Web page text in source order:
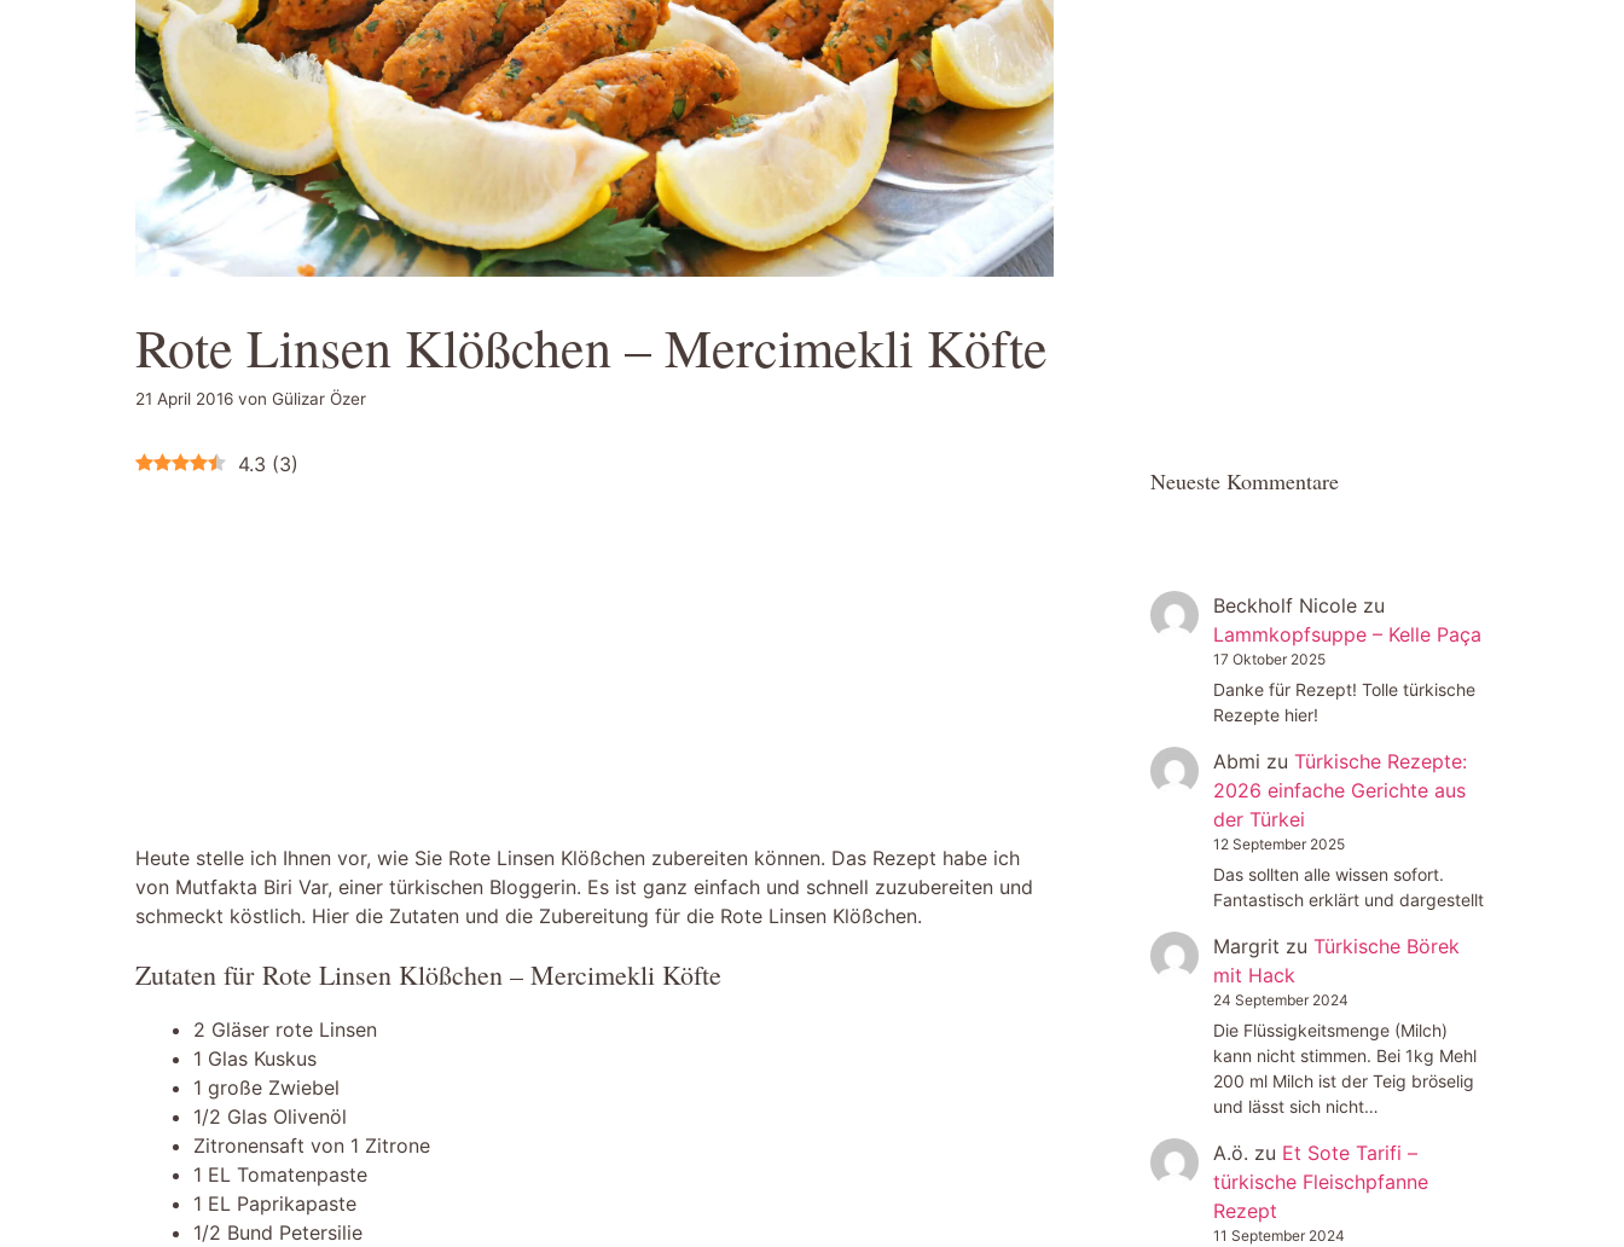
Rote Linsen Klößchen – Mercimekli Köfte
21 April 2016 von Gülizar Özer
4.3 (3)
Heute stelle ich Ihnen vor, wie Sie Rote Linsen Klößchen zubereiten können. Das Rezept habe ich
von Mutfakta Biri Var, einer türkischen Bloggerin. Es ist ganz einfach und schnell zuzubereiten und
schmeckt köstlich. Hier die Zutaten und die Zubereitung für die Rote Linsen Klößchen.
Zutaten für Rote Linsen Klößchen – Mercimekli Köfte
2 Gläser rote Linsen
1 Glas Kuskus
1 große Zwiebel
1/2 Glas Olivenöl
Zitronensaft von 1 Zitrone
1 EL Tomatenpaste
1 EL Paprikapaste
1/2 Bund Petersilie
Neueste Kommentare
Beckholf Nicole zu
Lammkopfsuppe – Kelle Paça
17 Oktober 2025
Danke für Rezept! Tolle türkische
Rezepte hier!
Abmi zu Türkische Rezepte:
2026 einfache Gerichte aus
der Türkei
12 September 2025
Das sollten alle wissen sofort.
Fantastisch erklärt und dargestellt
Margrit zu Türkische Börek
mit Hack
24 September 2024
Die Flüssigkeitsmenge (Milch)
kann nicht stimmen. Bei 1kg Mehl
200 ml Milch ist der Teig bröselig
und lässt sich nicht…
A.ö. zu Et Sote Tarifi –
türkische Fleischpfanne
Rezept
11 September 2024